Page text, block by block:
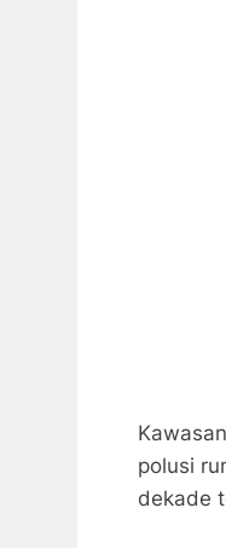
polusi
dekade